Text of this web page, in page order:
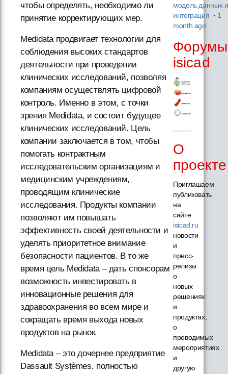
чтобы определять, необходимо ли
принятие корректирующих мер.
Medidata продвигает технологии для
соблюдения высоких стандартов
деятельности при проведении
клинических исследований, позволяя
компаниям осуществлять цифровой
контроль. Именно в этом, с точки
зрения Medidata, и состоит будущее
клинических исследований. Цель
компании заключается в том, чтобы
помогать контрактным
исследовательским организациям и
медицинским учреждениям,
проводящим клинические
исследования. Продукты компании
позволяют им повышать
эффективность своей деятельности и
уделять приоритетное внимание
безопасности пациентов. В то же
время цель Medidata – дать спонсорам
возможность инвестировать в
инновационные решения для
здравоохранения во всем мире и
сокращать время выхода новых
продуктов на рынок.
Medidata – это дочернее предприятие
Dassault Systèmes, полностью
модель данных и
интеграция · 1
month ago
Форумы
isicad
О
проекте
Приглашаем
публиковать
на
сайте
isicad.ru
новости
и
пресс-
релизы
о
новых
решениях
и
продуктах,
о
проводимых
мероприятиях
и
другую